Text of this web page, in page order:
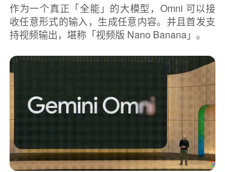
作为一个真正「全能」的大模型，Omni 可以接
收任意形式的输入，生成任意内容。并且首发支
持视频输出，堪称「视频版 Nano Banana」。